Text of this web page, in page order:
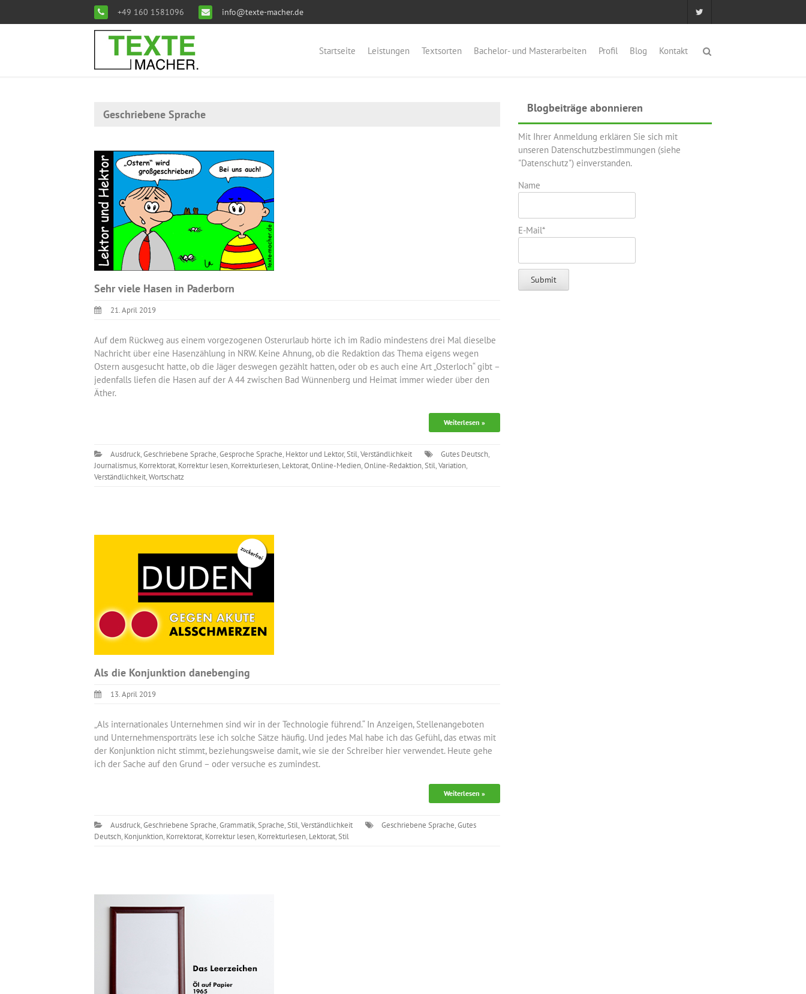
+49 160 1581096 info@texte-macher.de
Startseite Leistungen Textsorten Bachelor- und Masterarbeiten Profil Blog Kontakt
Geschriebene Sprache
Sehr viele Hasen in Paderborn
21. April 2019
Auf dem Rückweg aus einem vorgezogenen Osterurlaub hörte ich im Radio mindestens drei Mal dieselbe
Nachricht über eine Hasenzählung in NRW. Keine Ahnung, ob die Redaktion das Thema eigens wegen
Ostern ausgesucht hatte, ob die Jäger deswegen gezählt hatten, oder ob es auch eine Art „Osterloch“ gibt –
jedenfalls liefen die Hasen auf der A 44 zwischen Bad Wünnenberg und Heimat immer wieder über den
Äther.
Weiterlesen »
Ausdruck,Geschriebene Sprache,Gesproche Sprache, Hektor und Lektor,Stil,Verständlichkeit Gutes Deutsch,
Journalismus, Korrektorat, Korrektur lesen, Korrekturlesen, Lektorat,Online-Medien,Online-Redaktion,Stil,Variation,
Verständlichkeit,Wortschatz
Als die Konjunktion danebenging
13. April 2019
„Als internationales Unternehmen sind wir in der Technologie führend.“ In Anzeigen, Stellenangeboten
und Unternehmensporträts lese ich solche Sätze häufig. Und jedes Mal habe ich das Gefühl, das etwas mit
der Konjunktion nicht stimmt, beziehungsweise damit, wie sie der Schreiber hier verwendet. Heute gehe
ich der Sache auf den Grund – oder versuche es zumindest.
Weiterlesen »
Ausdruck,Geschriebene Sprache,Grammatik,Sprache,Stil,Verständlichkeit Geschriebene Sprache,Gutes
Deutsch, Konjunktion, Korrektorat, Korrektur lesen, Korrekturlesen, Lektorat,Stil
Blogbeiträge abonnieren
Mit Ihrer Anmeldung erklären Sie sich mit
unseren Datenschutzbestimmungen (siehe
"Datenschutz") einverstanden.
Name
E-Mail*